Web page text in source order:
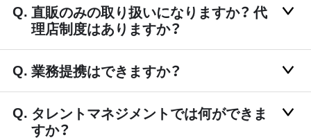
直販のみの取り扱いになりますか？ 代
理店制度はありますか？
業務提携はできますか？
タレントマネジメントでは何ができま
すか？